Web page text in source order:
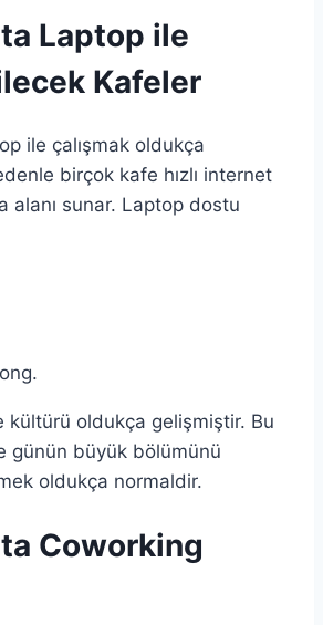
Laptop ile
Kafeler
ile çalışmak oldukça
birçok kafe hızlı internet
alanı sunar. Laptop dostu
kültürü oldukça gelişmiştir. Bu
günün büyük bölümünü
oldukça normaldir.
Coworking